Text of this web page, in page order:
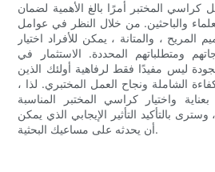
كراسي المختبر أمرًا بالغ الأهمية لضمان
والباحثين. من خلال النظر في عوامل
المريح ، والمتانة ، يمكن للأفراد اختيار
ومتطلباتهم المحددة. الاستثمار في
ليس مفيدًا فقط لرفاهية أولئك الذين
الشاملة ونجاح العمل المختبري. لذا ،
واختيار كراسي المختبر المناسبة
بالتأكيد التأثير الإيجابي الذي يمكن
أن يحدثه على مساعيك البحثية.